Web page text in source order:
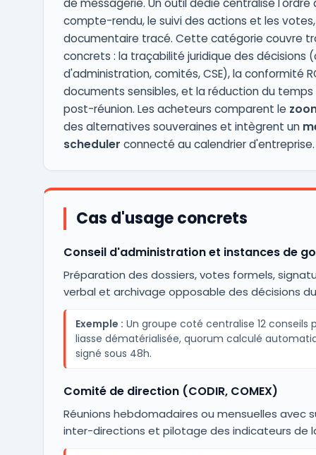
de messagerie. Un outil dédié centralise l'ordre
compte-rendu, le suivi des actions et les
documentaire tracé. Cette catégorie couvre
concrets : la traçabilité juridique des décisions
d'administration, comités, CSE), la conformité
documents sensibles, et la réduction du
post-réunion. Les acheteurs comparent le
des alternatives souveraines et intègrent un
scheduler connecté au calendrier d'entreprise.
Cas d'usage concrets
Conseil d'administration et instances de
Préparation des dossiers, votes formels,
verbal et archivage opposable des décisions
Exemple : Un groupe coté centralise 12 conseils
liasse dématérialisée, quorum calculé
signé sous 48h.
Comité de direction (CODIR, COMEX)
Réunions hebdomadaires ou mensuelles avec
inter-directions et pilotage des indicateurs de